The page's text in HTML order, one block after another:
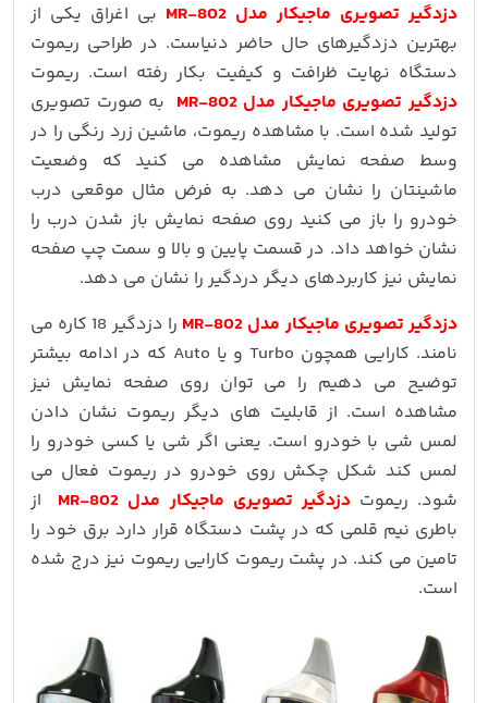
دزدگیر تصویری ماجیکار مدل MR-802
بی اغراق یکی از
بهترین دزدگیرهای حال حاضر دنیاست. در طراحی ریموت
دستگاه نهایت ظرافت و کیفیت بکار رفته است. ریموت
دزدگیر تصویری ماجیکار مدل MR-802
به صورت تصویری
تولید شده است. با مشاهده ریموت، ماشین زرد رنگی را در
وسط صفحه نمایش مشاهده می کنید که وضعیت
ماشینتان را نشان می دهد. به فرض مثال موقعی درب
خودرو را باز می کنید روی صفحه نمایش باز شدن درب را
نشان خواهد داد. در قسمت پایین و بالا و سمت چپ صفحه
نمایش نیز کاربردهای دیگر دردگیر را نشان می دهد.
دزدگیر تصویری ماجیکار مدل MR-802
را دزدگیر 18 کاره می
نامند. کارایی همچون Turbo و یا Auto که در ادامه بیشتر
توضیح می دهیم را می توان روی صفحه نمایش نیز
مشاهده است. از قابلیت های دیگر ریموت نشان دادن
لمس شی با خودرو است. یعنی اگر شی یا کسی خودرو را
لمس کند شکل چکش روی خودرو در ریموت فعال می
شود. ریموتدزدگیر تصویری ماجیکار مدل MR-802
از
باطری نیم قلمی که در پشت دستگاه قرار دارد برق خود را
تامین می کند. در پشت ریموت کارایی ریموت نیز درج شده
است.